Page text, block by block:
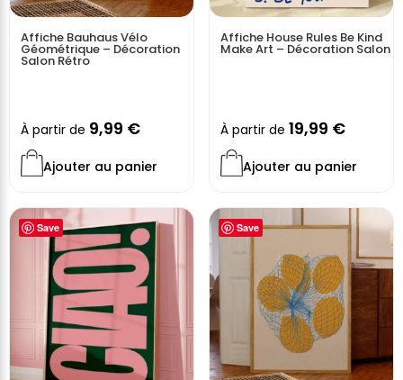
Affiche Bauhaus Vélo
Géométrique – Décoration
Salon Rétro
À partir de 9,99 €
Ajouter au panier
Affiche House Rules Be Kind
Make Art – Décoration Salon
À partir de 19,99 €
Ajouter au panier
Save Save